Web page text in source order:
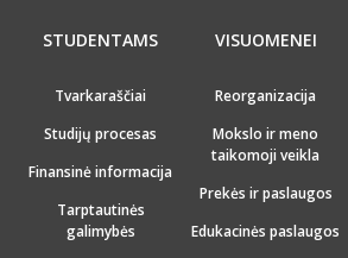
STUDENTAMS
Tvarkaraščiai
Studijų procesas
Finansinė informacija
Tarptautinės
galimybės
VISUOMENEI
Reorganizacija
Mokslo ir meno
taikomoji veikla
Prekės ir paslaugos
Edukacinės paslaugos